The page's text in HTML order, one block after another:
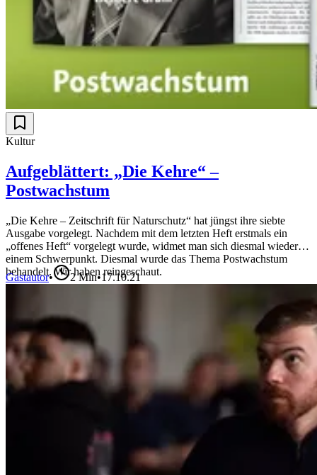
Kultur
Aufgeblättert: „Die Kehre“ –
Postwachstum
„Die Kehre – Zeitschrift für Naturschutz“ hat jüngst ihre siebte
Ausgabe vorgelegt. Nachdem mit dem letzten Heft erstmals ein
„offenes Heft“ vorgelegt wurde, widmet man sich diesmal wieder
einem Schwerpunkt. Diesmal wurde das Thema Postwachstum
behandelt. Wir haben reingeschaut.
Gastautor• 2Min•17.10.21